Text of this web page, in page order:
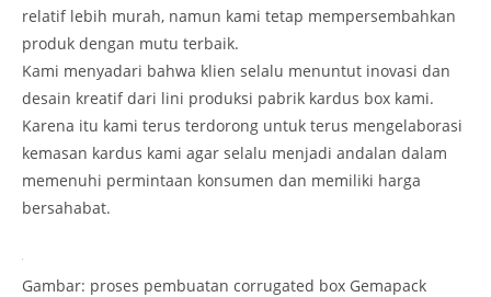
relatif lebih murah, namun kami tetap mempersembahkan
produk dengan mutu terbaik.
Kami menyadari bahwa klien selalu menuntut inovasi dan
desain kreatif dari lini produksi pabrik kardus box kami.
Karena itu kami terus terdorong untuk terus mengelaborasi
kemasan kardus kami agar selalu menjadi andalan dalam
memenuhi permintaan konsumen dan memiliki harga
bersahabat.
Gambar: proses pembuatan corrugated box Gemapack